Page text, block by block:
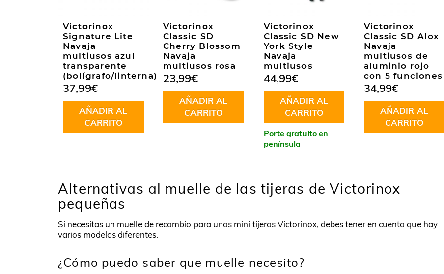
Victorinox
Signature Lite
Navaja
multiusos azul
transparente
(bolígrafo/linterna)
37,99€
AÑADIR AL
CARRITO
Victorinox
Classic SD
Cherry Blossom
Navaja
multiusos rosa
23,99€
AÑADIR AL
CARRITO
Victorinox
Classic SD New
York Style
Navaja
multiusos
44,99€
AÑADIR AL
CARRITO
Porte gratuito en
península
Victorinox
Classic SD Alox
Navaja
multiusos de
aluminio rojo
con 5 funciones
34,99€
AÑADIR AL
CARRITO
Alternativas al muelle de las tijeras de Victorinox
pequeñas
Si necesitas un muelle de recambio para unas mini tijeras Victorinox, debes tener en cuenta que hay
varios modelos diferentes.
¿Cómo puedo saber que muelle necesito?